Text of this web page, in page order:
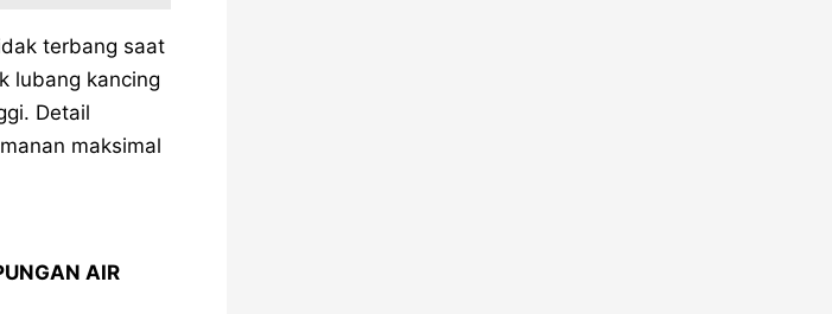
terbang saat
lubang kancing
Detail
maksimal
AIR